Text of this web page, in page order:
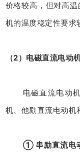
价格较高，但对高
机的温度稳定性要求
（2）电磁直流电动机
电磁直流电动
机、他励直流电动机
① 串励直流电